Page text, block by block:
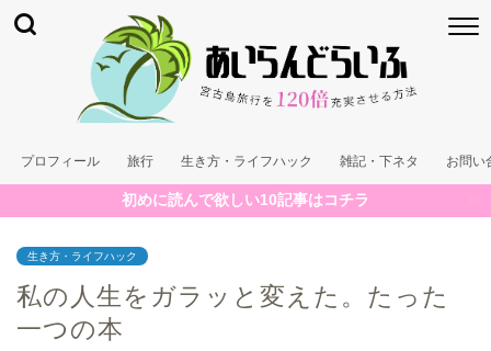
プロフィール 旅行 生き方・ライフハック 雑記・下ネタ お問い
初めに読んで欲しい10記事はコチラ
生き方・ライフハック
私の人生をガラッと変えた。たった
一つの本